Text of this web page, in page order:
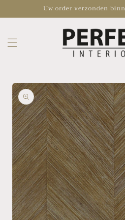
Uw order verzonden
Skip to
product
information